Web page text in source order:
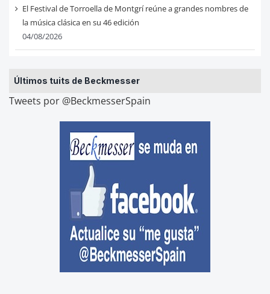
El Festival de Torroella de Montgrí reúne a grandes nombres de
la música clásica en su 46 edición
04/08/2026
Últimos tuits de Beckmesser
Tweets por @BeckmesserSpain